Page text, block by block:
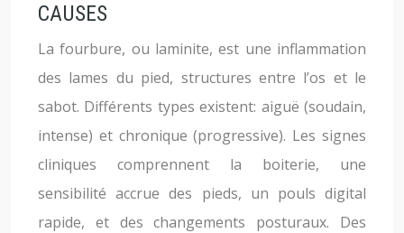
CAUSES
La fourbure, ou laminite, est une inflammation
des lames du pied, structures entre l’os et le
sabot. Différents types existent: aiguë (soudain,
intense) et chronique (progressive). Les signes
cliniques comprennent la boiterie, une
sensibilité accrue des pieds, un pouls digital
rapide, et des changements posturaux. Des